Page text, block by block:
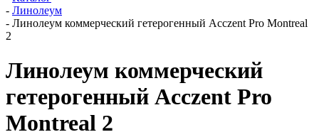
- Линолеум
- Линолеум коммерческий гетерогенный Acczent Pro Montreal
2
Линолеум коммерческий
гетерогенный Acczent Pro
Montreal 2